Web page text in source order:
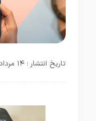
تاریخ انتشار : ۱۴ مرداد ۱۴۰۳